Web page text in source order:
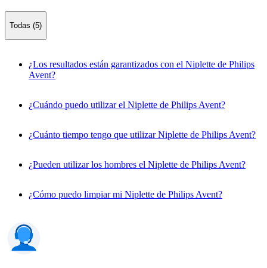
Todas (5)
¿Los resultados están garantizados con el Niplette de Philips
Avent?
¿Cuándo puedo utilizar el Niplette de Philips Avent?
¿Cuánto tiempo tengo que utilizar Niplette de Philips Avent?
¿Pueden utilizar los hombres el Niplette de Philips Avent?
¿Cómo puedo limpiar mi Niplette de Philips Avent?